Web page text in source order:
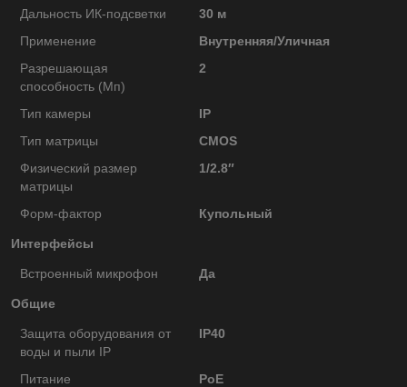
Дальность ИК-подсветки
30 м
Применение
Внутренняя/Уличная
Разрешающая
способность (Мп)
2
Тип камеры
IP
Тип матрицы
CMOS
Физический размер
матрицы
1/2.8″
Форм-фактор Купольный
Интерфейсы
Встроенный микрофон Да
Общие
Защита оборудования от
воды и пыли IP
IP40
Питание PoE